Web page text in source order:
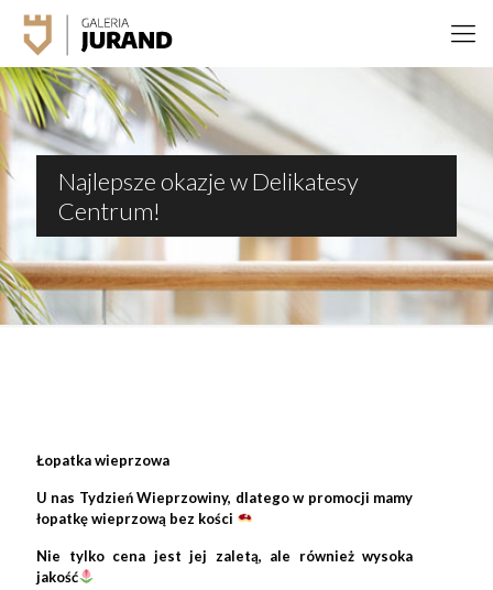
Najlepsze okazje w Delikatesy
Centrum!
Łopatka wieprzowa
U nas Tydzień Wieprzowiny, dlatego w promocji mamy
łopatkę wieprzową bez kości
Nie tylko cena jest jej zaletą, ale również wysoka
jakość